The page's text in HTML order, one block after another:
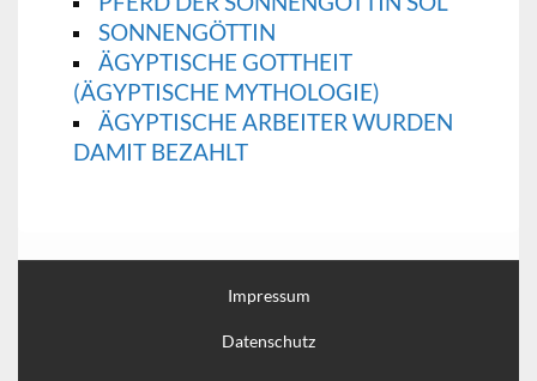
SONNENGÖTTIN
ÄGYPTISCHE GOTTHEIT
(ÄGYPTISCHE MYTHOLOGIE)
ÄGYPTISCHE ARBEITER WURDEN
DAMIT BEZAHLT
Impressum
Datenschutz